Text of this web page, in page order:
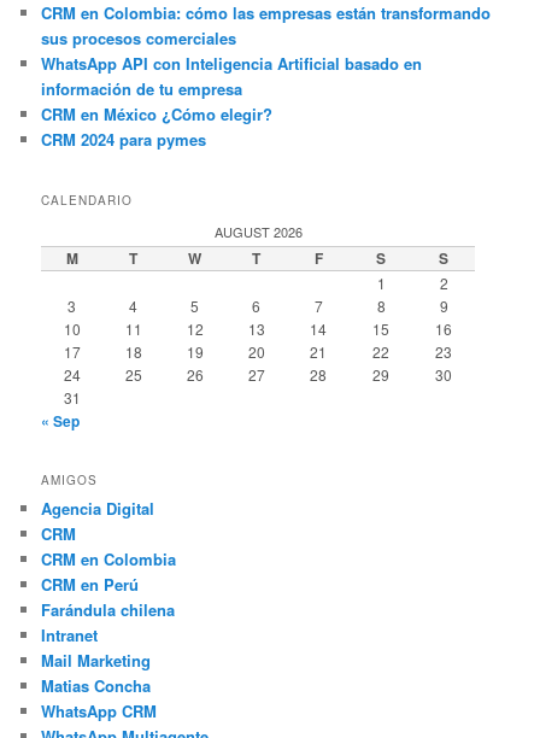
CRM en Colombia: cómo las empresas están transformando
sus procesos comerciales
WhatsApp API con Inteligencia Artificial basado en
información de tu empresa
CRM en México ¿Cómo elegir?
CRM 2024 para pymes
CALENDARIO
AUGUST 2026
M T W T F S S
1
2
3
4 5 6 7 8
9
10
11 12 13 14 15
16
17
18 19 20 21 22
23
24
25 26 27 28 29
30
31
« Sep
AMIGOS
Agencia Digital
CRM
CRM en Colombia
CRM en Perú
Farándula chilena
Intranet
Mail Marketing
Matias Concha
WhatsApp CRM